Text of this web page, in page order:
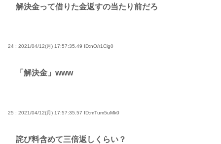
解決金って借りた金返すの当たり前だろ
24 : 2021/04/12(月) 17:57:35.49 ID:nO/r1Clg0
「解決金」www
25 : 2021/04/12(月) 17:57:35.57 ID:mTum5uMk0
詫び料含めて三倍返しくらい？